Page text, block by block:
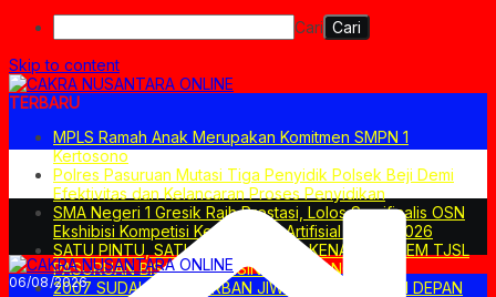
Cari
Skip to content
TERBARU
MPLS Ramah Anak Merupakan Komitmen SMPN 1
Kertosono
Polres Pasuruan Mutasi Tiga Penyidik Polsek Beji Demi
Efektivitas dan Kelancaran Proses Penyidikan
SMA Negeri 1 Gresik Raih Prestasi, Lolos Semifinalis OSN
Ekshibisi Kompetisi Kecerdasan Artifisial Tahun 2026
SATU PINTU, SATU RISIKO BESAR. KENAPA SISTEM TJSL
PASURUAN BISA JADI MESIN KETIMPANGAN?
2007 SUDAH ADA KORBAN JIWA. 7 AGUSTUS DI DEPAN
06/08/2026